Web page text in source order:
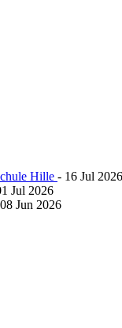
Hille - 16 Jul 2026
Jul 2026
Jun 2026